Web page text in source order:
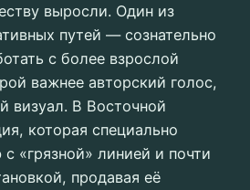
выросли. Один из
путей — сознательно
с более взрослой
важнее авторский голос,
визуал. В Восточной
которая специально
«грязной» линией и почти
продавая её